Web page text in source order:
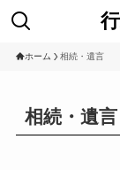
ホーム 相続・遺言
相続・遺言